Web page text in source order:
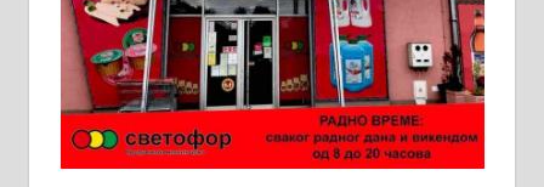
Ало таксију потребан возач са Б
категоријом. 064/02-85-511
Потребна два радника за рад на
стоваришту „Липа промет” у